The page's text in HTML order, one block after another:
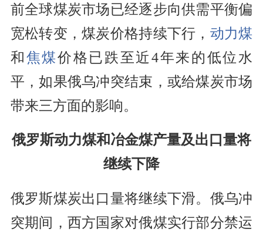
前全球煤炭市场已经逐步向供需平衡偏
宽松转变，煤炭价格持续下行， 动力煤
和焦煤价格已跌至近4年来的低位水
平，如果俄乌冲突结束，或给煤炭市场
带来三方面的影响。
俄罗斯动力煤和冶金煤产量及出口量将
继续下降
俄罗斯煤炭出口量将继续下滑。俄乌冲
突期间，西方国家对俄煤实行部分禁运